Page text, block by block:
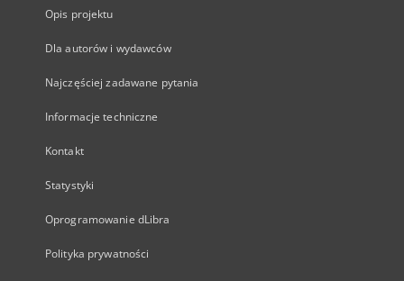
Opis projektu
Dla autorów i wydawców
Najczęściej zadawane pytania
Informacje techniczne
Kontakt
Statystyki
Oprogramowanie dLibra
Polityka prywatności